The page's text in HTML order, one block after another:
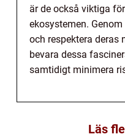
är de också viktiga
ekosystemen.
och respektera
bevara dessa
samtidigt minimera
Läs